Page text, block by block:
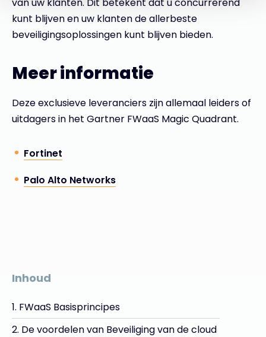
kunt blijven en uw klanten de allerbeste
beveiligingsoplossingen kunt blijven bieden.
Meer informatie
Deze exclusieve leveranciers zijn allemaal leiders of
uitdagers in het Gartner FWaaS Magic Quadrant.
Fortinet
Palo Alto Networks
Inhoud
1. FWaaS Basisprincipes
2. De voordelen van Beveiliging van de cloud